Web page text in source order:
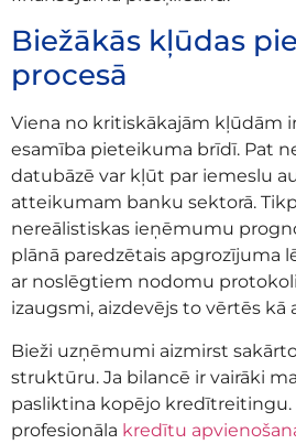
Biežākās kļūdas
procesā
Viena no kritiskākajām kļūdām
esamība pieteikuma brīdī. Pat
datubāzē var kļūt par iemeslu
atteikumam banku sektorā.
nereālistiskas ieņēmumu
plānā paredzētais apgrozījuma
ar noslēgtiem nodomu
izaugsmi, aizdevējs to vērtēs
Bieži uzņēmumi aizmirst
struktūru. Ja bilancē ir vairāki
pasliktina kopējo kredītreitingu.
profesionāla kredītu